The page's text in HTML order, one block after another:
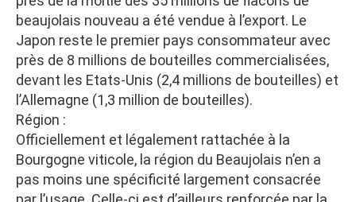
beaujolais nouveau a été vendue à l’export. Le
Japon reste le premier pays consommateur avec
près de 8 millions de bouteilles commercialisées,
devant les Etats-Unis (2,4 millions de bouteilles) et
l’Allemagne (1,3 million de bouteilles).
Région :
Officiellement et légalement rattachée à la
Bourgogne viticole, la région du Beaujolais n’en a
pas moins une spécificité largement consacrée